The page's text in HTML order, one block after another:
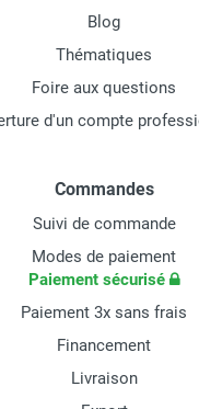
Blog
Thématiques
Foire aux questions
d'un compte
Commandes
Suivi de commande
Modes de paiement
Paiement sécurisé
Paiement 3x sans frais
Financement
Livraison